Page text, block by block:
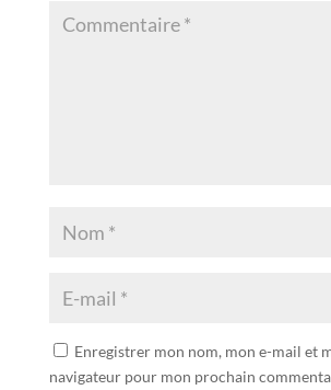
Enregistrer mon nom, mon e-mail et
navigateur pour mon prochain